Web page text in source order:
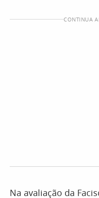
CONTINUA
Na avaliação da